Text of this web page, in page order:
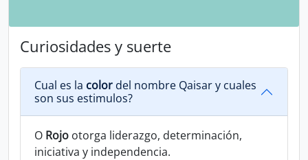
Curiosidades y suerte
Cual es la color del nombre Qaisar y cuales
son sus estimulos?
O Rojo otorga liderazgo, determinación,
iniciativa y independencia.